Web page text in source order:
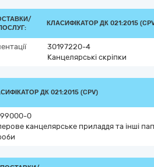
КЛАСИФІКАТОР ДК 021:2015
30197220-4
Канцелярські скріпки
ДК 021:2015 (CPV)
0
канцелярське приладдя та інші